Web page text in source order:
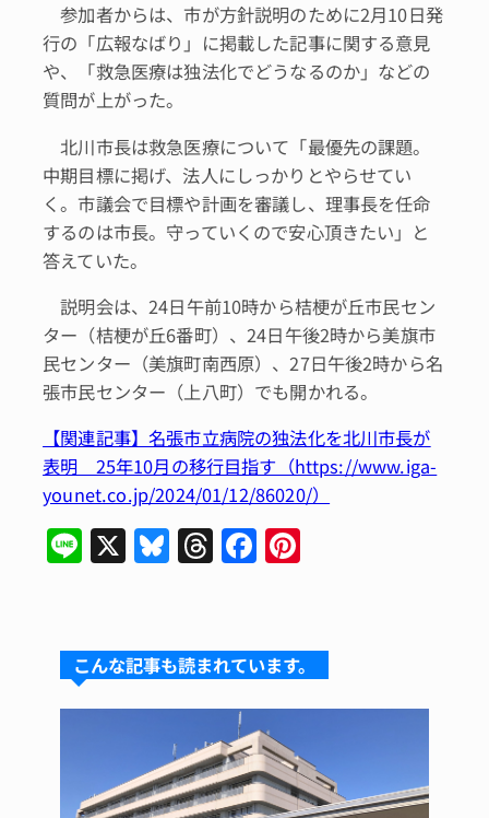
参加者からは、市が方針説明のために2月10日発
行の「広報なばり」に掲載した記事に関する意見
や、「救急医療は独法化でどうなるのか」などの
質問が上がった。
北川市長は救急医療について「最優先の課題。
中期目標に掲げ、法人にしっかりとやらせてい
く。市議会で目標や計画を審議し、理事長を任命
するのは市長。守っていくので安心頂きたい」と
答えていた。
説明会は、24日午前10時から桔梗が丘市民セン
ター（桔梗が丘6番町）、24日午後2時から美旗市
民センター（美旗町南西原）、27日午後2時から名
張市民センター（上八町）でも開かれる。
【関連記事】名張市立病院の独法化を北川市長が
表明 25年10月の移行目指す（https://www.iga-
younet.co.jp/2024/01/12/86020/）
Li X Bl
s
k
y
T
a
d
s
F
e
b
o
o
k
re
st
こんな記事も読まれています。